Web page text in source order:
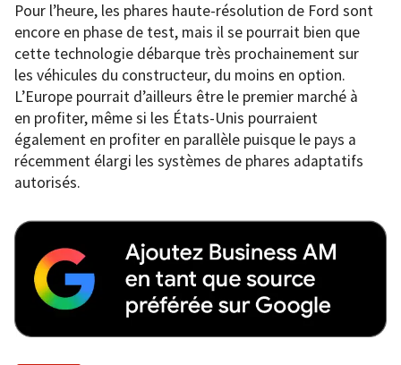
Pour l’heure, les phares haute-résolution de Ford sont
encore en phase de test, mais il se pourrait bien que
cette technologie débarque très prochainement sur
les véhicules du constructeur, du moins en option.
L’Europe pourrait d’ailleurs être le premier marché à
en profiter, même si les États-Unis pourraient
également en profiter en parallèle puisque le pays a
récemment élargi les systèmes de phares adaptatifs
autorisés.